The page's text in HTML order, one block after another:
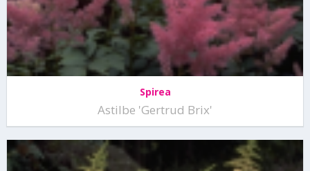
Spirea
Astilbe 'Gertrud Brix'